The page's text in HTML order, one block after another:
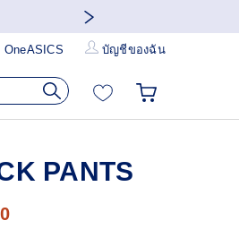
OneASICS บัญชีของฉัน
PANTS